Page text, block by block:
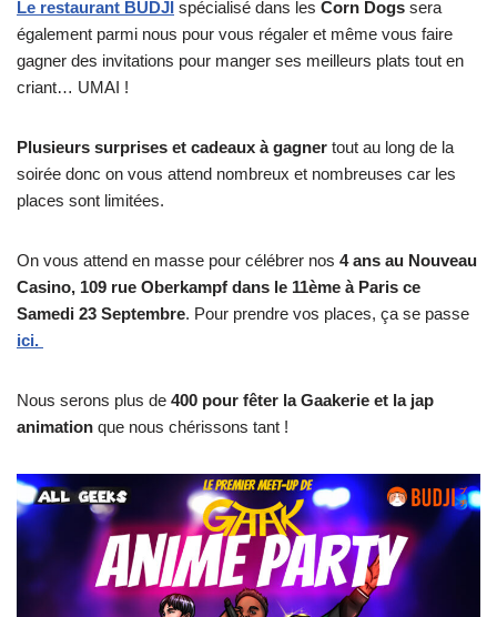
Le restaurant BUDJI spécialisé dans les Corn Dogs sera
également parmi nous pour vous régaler et même vous faire
gagner des invitations pour manger ses meilleurs plats tout en
criant… UMAI !
Plusieurs surprises et cadeaux à gagner tout au long de la
soirée donc on vous attend nombreux et nombreuses car les
places sont limitées.
On vous attend en masse pour célébrer nos 4 ans au Nouveau
Casino, 109 rue Oberkampf dans le 11ème à Paris ce
Samedi 23 Septembre. Pour prendre vos places, ça se passe
ici.
Nous serons plus de 400 pour fêter la Gaakerie et la jap
animation que nous chérissons tant !